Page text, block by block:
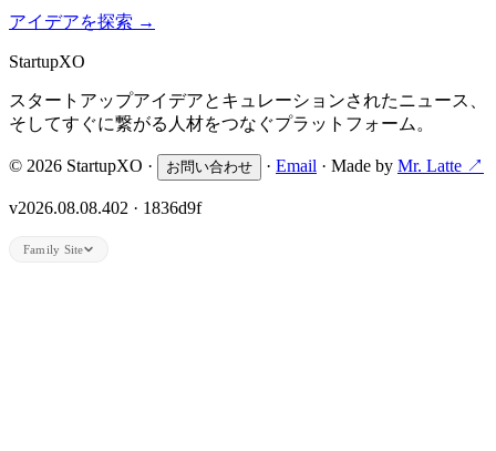
アイデアを探索 →
StartupXO
スタートアップアイデアとキュレーションされたニュース、
そしてすぐに繋がる人材をつなぐプラットフォーム。
© 2026 StartupXO · お問い合わせ · Email · Made by Mr. Latte ↗
v2026.08.08.402 · 1836d9f
Family Site